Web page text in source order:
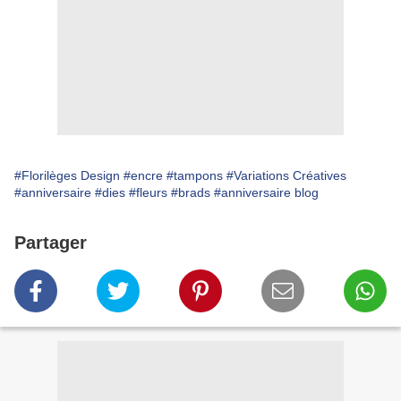
#Florilèges Design #encre #tampons #Variations Créatives
#anniversaire #dies #fleurs #brads #anniversaire blog
Partager